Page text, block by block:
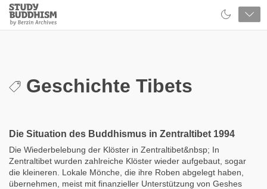
Close
Study
Buddhism
Geschichte Tibets
Die Situation des Buddhismus in Zentraltibet 1994
Die Wiederbelebung der Klöster in Zentraltibet&nbsp; In
Zentraltibet wurden zahlreiche Klöster wieder aufgebaut, sogar
die kleineren. Lokale Mönche, die ihre Roben abgelegt haben,
übernehmen, meist mit finanzieller Unterstützung von Geshes